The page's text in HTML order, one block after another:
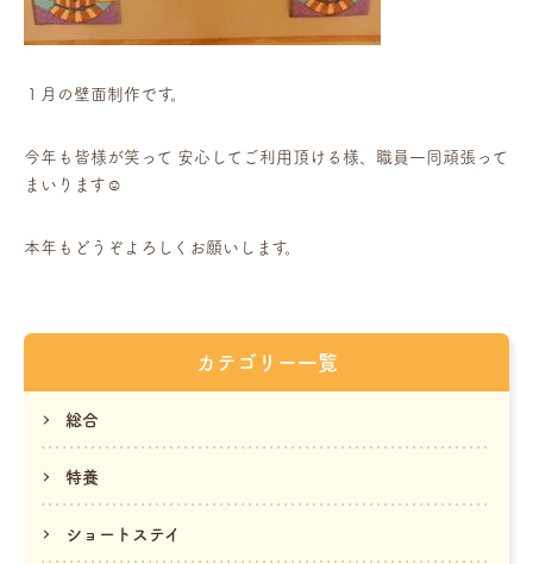
１月の壁面制作です。
今年も皆様が笑って 安心してご利用頂ける様、職員一同頑張って
まいります☺
本年もどうぞよろしくお願いします。
カテゴリー一覧
総合
特養
ショートステイ